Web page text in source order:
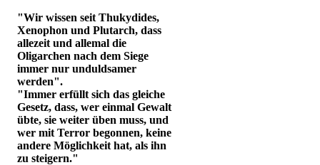
"Wir wissen seit Thukydides,
Xenophon und Plutarch, dass
allezeit und allemal die
Oligarchen nach dem Siege
immer nur unduldsamer
werden".
"Immer erfüllt sich das gleiche
Gesetz, dass, wer einmal Gewalt
übte, sie weiter üben muss, und
wer mit Terror begonnen, keine
andere Möglichkeit hat, als ihn
zu steigern."